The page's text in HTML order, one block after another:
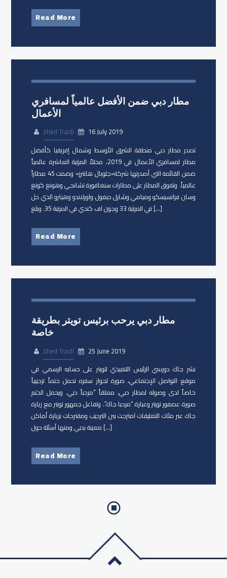
Read More
مطار دبي ضمن الأفضل عالمياً لمسافري
الأعمال
Jihed Traidi
16 July 2019
تصدر مطار دبي منطقة الشرق الأوسط وشمال إفريقيا كأفضل
مطار لمسافري الأعمال في 2019، محتلاً المرتبة العاشرة عالمياً
ضمن القائمة التي أصدرتها شركة«جلوبال هانترز» وضمت 45 مطاراً
عالمياً. وتفوق المطار على مطارات سنغافورة تشانجي وهونغ كونغ
وسان فرانسيسكو وميامي وشارل ديغول واورلاندو وهيثرو الذي حل
في المرتبة 33 وجون اف كندي في المرتبة 35. وبلغ […]
Read More
مطار دبي يرحب برئيس تويتر بطريقة
خاصة
Jihed Traidi
25 June 2019
نشر جاك دورسي الرئيس التنفيذي لتويتر على حسابه الرسمي في
موقع التواصل الإجتماعي، صورة لجواز سفره تحمل ختماً ترحيبياً
خاصاً لدى وصوله لمطار دبي، معلقاً “مرحباً دبي. ويحمل الختم
صورة عصفور تويتر وعبارة “مرحبا جاك”. وتفاعل جمهور تويتر مع زيارة
جاك عبر مئات التعليقات امتزجت بين الترحيب ومقترحات بزيارة أماكن
معينة بدبي ومنها أسئلة حول […]
Read More